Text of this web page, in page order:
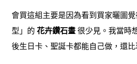
會買這組主要是因為看到買家曬圖
型」的 花卉鑽石畫 很少見。我當時
後生日卡、聖誕卡都能自己做，還